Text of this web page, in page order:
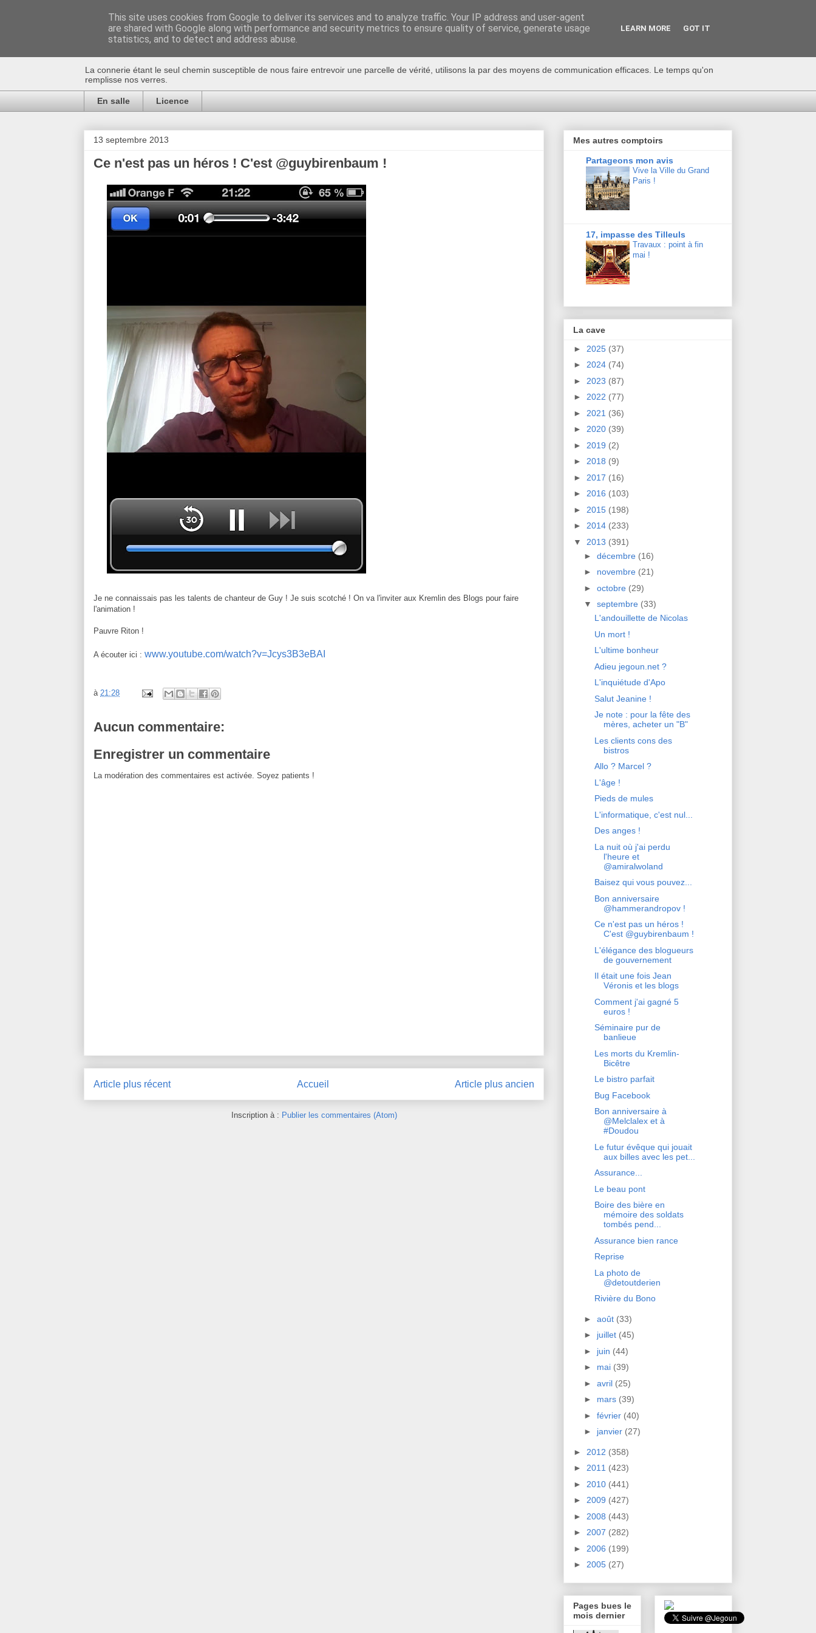
Au bistro !
La connerie étant le seul chemin susceptible de nous faire entrevoir une parcelle de vérité, utilisons la par des moyens de communication efficaces. Le temps qu'on
remplisse nos verres.
En salle Licence
13 septembre 2013
Ce n'est pas un héros ! C'est @guybirenbaum !
Je ne connaissais pas les talents de chanteur de Guy ! Je suis scotché ! On va l'inviter aux Kremlin des Blogs pour faire
l'animation !
Pauvre Riton !
A écouter ici : www.youtube.com/watch?v=Jcys3B3eBAI
à 21:28
Aucun commentaire:
Enregistrer un commentaire
La modération des commentaires est activée. Soyez patients !
Article plus récent Article plus ancien
Accueil
Inscription à : Publier les commentaires (Atom)
Mes autres comptoirs
Partageons mon avis
Vive la Ville du Grand
Paris !
17, impasse des Tilleuls
Travaux : point à fin
mai !
La cave
► 2025 (37)
► 2024 (74)
► 2023 (87)
► 2022 (77)
► 2021 (36)
► 2020 (39)
► 2019 (2)
► 2018 (9)
► 2017 (16)
► 2016 (103)
► 2015 (198)
► 2014 (233)
▼ 2013 (391)
► décembre (16)
► novembre (21)
► octobre (29)
▼ septembre (33)
L'andouillette de Nicolas
Un mort !
L'ultime bonheur
Adieu jegoun.net ?
L'inquiétude d'Apo
Salut Jeanine !
Je note : pour la fête des
mères, acheter un "B"
Les clients cons des
bistros
Allo ? Marcel ?
L'âge !
Pieds de mules
L'informatique, c'est nul...
Des anges !
La nuit où j'ai perdu
l'heure et
@amiralwoland
Baisez qui vous pouvez...
Bon anniversaire
@hammerandropov !
Ce n'est pas un héros !
C'est @guybirenbaum !
L'élégance des blogueurs
de gouvernement
Il était une fois Jean
Véronis et les blogs
Comment j'ai gagné 5
euros !
Séminaire pur de
banlieue
Les morts du Kremlin-
Bicêtre
Le bistro parfait
Bug Facebook
Bon anniversaire à
@Melclalex et à
#Doudou
Le futur évêque qui jouait
aux billes avec les pet...
Assurance...
Le beau pont
Boire des bière en
mémoire des soldats
tombés pend...
Assurance bien rance
Reprise
La photo de
@detoutderien
Rivière du Bono
► août (33)
► juillet (45)
► juin (44)
► mai (39)
► avril (25)
► mars (39)
► février (40)
► janvier (27)
► 2012 (358)
► 2011 (423)
► 2010 (441)
► 2009 (427)
► 2008 (443)
► 2007 (282)
► 2006 (199)
► 2005 (27)
Pages bues le
mois dernier
This site uses cookies from Google to deliver its services and to analyze traffic. Your IP address and user-agent
are shared with Google along with performance and security metrics to ensure quality of service, generate usage
statistics, and to detect and address abuse.
LEARN MORE GOT IT